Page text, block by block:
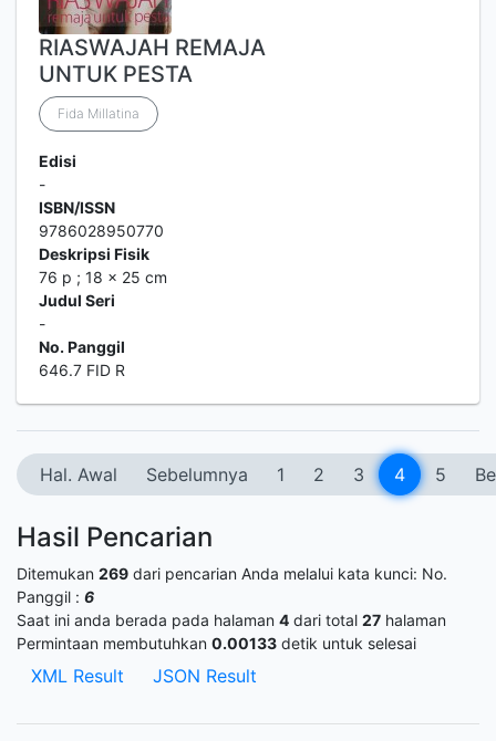
RIASWAJAH REMAJA
UNTUK PESTA
Fida Millatina
Edisi
-
ISBN/ISSN
9786028950770
Deskripsi Fisik
76 p ; 18 x 25 cm
Judul Seri
-
No. Panggil
646.7 FID R
Hal. Awal Sebelumnya 1 2 3 4 5
Hasil Pencarian
Ditemukan 269 dari pencarian Anda melalui kata kunci: No.
Panggil : 6
Saat ini anda berada pada halaman 4 dari total 27 halaman
Permintaan membutuhkan 0.00133 detik untuk selesai
XML Result JSON Result